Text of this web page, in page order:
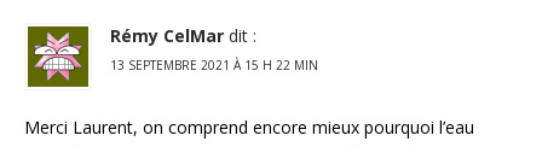
Rémy CelMar dit :
13 SEPTEMBRE 2021 À 15 H 22 MIN
Merci Laurent, on comprend encore mieux pourquoi l’eau